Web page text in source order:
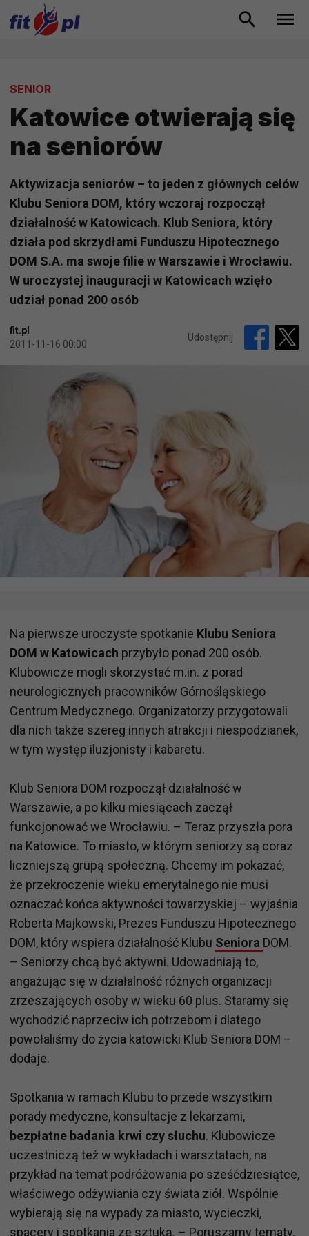
SENIOR
Katowice otwierają się
na seniorów
Aktywizacja seniorów – to jeden z głównych celów
Klubu Seniora DOM, który wczoraj rozpoczął
działalność w Katowicach. Klub Seniora, który
działa pod skrzydłami Funduszu Hipotecznego
DOM S.A. ma swoje filie w Warszawie i Wrocławiu.
W uroczystej inauguracji w Katowicach wzięło
udział ponad 200 osób
fit.pl
2011-11-16 00:00
Udostępnij
Na pierwsze uroczyste spotkanie Klubu Seniora
DOM w Katowicach przybyło ponad 200 osób.
Klubowicze mogli skorzystać m.in. z porad
neurologicznych pracowników Górnośląskiego
Centrum Medycznego. Organizatorzy przygotowali
dla nich także szereg innych atrakcji i niespodzianek,
w tym występ iluzjonisty i kabaretu.
Klub Seniora DOM rozpoczął działalność w
Warszawie, a po kilku miesiącach zaczął
funkcjonować we Wrocławiu. – Teraz przyszła pora
na Katowice. To miasto, w którym seniorzy są coraz
liczniejszą grupą społeczną. Chcemy im pokazać,
że przekroczenie wieku emerytalnego nie musi
oznaczać końca aktywności towarzyskiej – wyjaśnia
Roberta Majkowski, Prezes Funduszu Hipotecznego
DOM, który wspiera działalność Klubu Seniora DOM.
– Seniorzy chcą być aktywni. Udowadniają to,
angażując się w działalność różnych organizacji
zrzeszających osoby w wieku 60 plus. Staramy się
wychodzić naprzeciw ich potrzebom i dlatego
powołaliśmy do życia katowicki Klub Seniora DOM –
dodaje.
Spotkania w ramach Klubu to przede wszystkim
porady medyczne, konsultacje z lekarzami,
bezpłatne badania krwi czy słuchu. Klubowicze
uczestniczą też w wykładach i warsztatach, na
przykład na temat podróżowania po sześćdziesiątce,
właściwego odżywiania czy świata ziół. Wspólnie
wybierają się na wypady za miasto, wycieczki,
spacery i spotkania ze sztuką. – Poruszamy tematy,